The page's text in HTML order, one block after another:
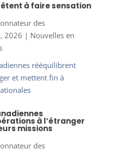
à faire sensation
des
2026 | Nouvelles en
à l’étranger
missions
des